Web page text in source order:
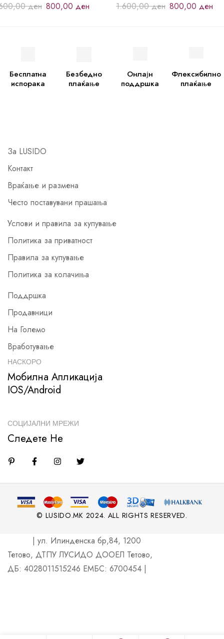
ден 800,00 ден 1.600,00ден 800,00 ден
Бесплатна
испорака
Безбедно
плаќање
Онлајн
поддршка
Флексибилно
плаќање
За LUSIDO
Контакт
Враќање и размена
Често поставувани прашања
Услови и правила за купување
Политика за приватност
Правила за купување
Политика за колачиња
Поддршка
Продавници
На Големо
Вработување
НАСКОРО
Мобилна Апликација
IOS/Android
СОЦИЈАЛНИ МРЕЖИ
Следете Не
© LUSIDO.MK 2024. ALL RIGHTS RESERVED.
| ул. Илинденска бр,84, 1200
Тетово, ДТПУ ЛУСИДО ДООЕЛ Тетово,
ДБ: 4028011515246 ЕМБС: 6700454 |